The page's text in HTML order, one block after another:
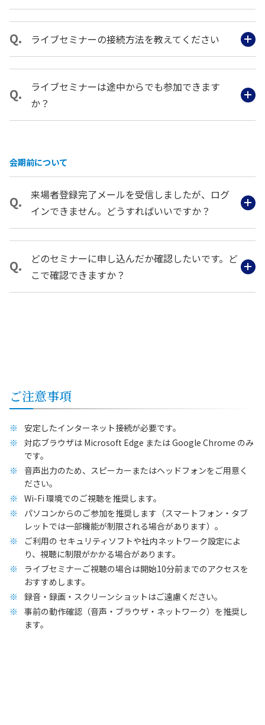
ライブセミナーの接続方法を教えてください
ライブセミナーは途中からでも参加できます
か？
会期前について
来場者登録完了メールを受信しましたが、ログ
インできません。どうすればいいですか？
どのセミナーに申し込んだか確認したいです。ど
こで確認できますか？
ご注意事項
安定したインターネット接続が必要です。
対応ブラウザは Microsoft Edge または Google Chrome のみ
です。
音声出力のため、スピーカーまたはヘッドフォンをご用意く
ださい。
Wi-Fi 環境でのご視聴を推奨します。
パソコンからのご参加を推奨します（スマートフォン・タブ
レットでは一部機能が制限される場合があります）。
ご利用の セキュリティソフトや社内ネットワーク設定によ
り、視聴に制限がかかる場合があります。
ライブセミナーご視聴の場合は開始10分前までのアクセスを
おすすめします。
録音・録画・スクリーンショットはご遠慮ください。
事前の動作確認（音声・ブラウザ・ネットワーク）を推奨し
ます。